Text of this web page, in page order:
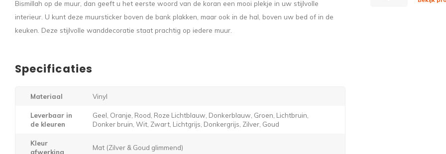
Bismillah op de muur, dan geeft u het eerste woord van de koran een mooi plekje in uw stijlvolle
interieur. U kunt deze muursticker boven de bank plakken, maar ook in de hal, boven uw bed of in de
keuken. Deze stijlvolle wanddecoratie staat prachtig op iedere muur.
Specificaties
Materiaal Vinyl
Leverbaar in
de kleuren
Geel, Oranje, Rood, Roze Lichtblauw, Donkerblauw, Groen, Lichtbruin,
Donker bruin, Wit, Zwart, Lichtgrijs, Donkergrijs, Zilver, Goud
Kleur
afwerking
Mat (Zilver & Goud glimmend)